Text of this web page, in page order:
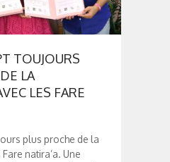
TOUJOURS
LA
LES FARE
plus proche de la
natira’a. Une